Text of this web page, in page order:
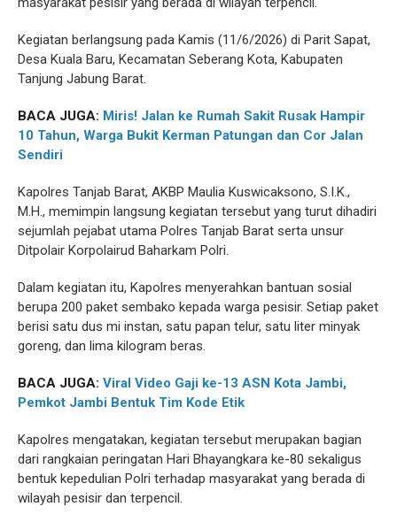
Kegiatan berlangsung pada Kamis (11/6/2026) di Parit Sapat,
Desa Kuala Baru, Kecamatan Seberang Kota, Kabupaten
Tanjung Jabung Barat.
BACA JUGA: Miris! Jalan ke Rumah Sakit Rusak Hampir
10 Tahun, Warga Bukit Kerman Patungan dan Cor Jalan
Sendiri
Kapolres Tanjab Barat, AKBP Maulia Kuswicaksono, S.I.K.,
M.H., memimpin langsung kegiatan tersebut yang turut dihadiri
sejumlah pejabat utama Polres Tanjab Barat serta unsur
Ditpolair Korpolairud Baharkam Polri.
Dalam kegiatan itu, Kapolres menyerahkan bantuan sosial
berupa 200 paket sembako kepada warga pesisir. Setiap paket
berisi satu dus mi instan, satu papan telur, satu liter minyak
goreng, dan lima kilogram beras.
BACA JUGA: Viral Video Gaji ke-13 ASN Kota Jambi,
Pemkot Jambi Bentuk Tim Kode Etik
Kapolres mengatakan, kegiatan tersebut merupakan bagian
dari rangkaian peringatan Hari Bhayangkara ke-80 sekaligus
bentuk kepedulian Polri terhadap masyarakat yang berada di
wilayah pesisir dan terpencil.